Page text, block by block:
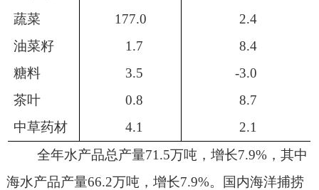
蔬菜
177.0
2.4
油菜籽
1.7
8.4
糖料
3.5
-3.0
茶叶
0.8
8.7
中草药材
4.1
2.1
全年水产品总产量71.5万吨，增长7.9%，其中
海水产品产量66.2万吨，增长7.9%。国内海洋捕捞